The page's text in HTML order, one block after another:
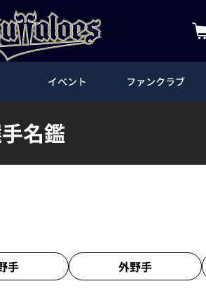
イベント ファンクラブ
名鑑
手 外野手